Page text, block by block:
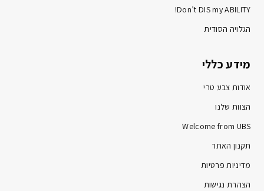
Don’t DIS my ABILITY!
הגלויה הסודית
מידע כללי
אודות צבע טרי
הצוות שלנו
Welcome from UBS
תקנון האתר
מדיניות פרטיות
הצהרת נגישות